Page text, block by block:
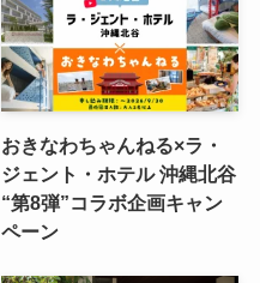
おきなわちゃんねる×ラ・
ジェント・ホテル 沖縄北谷
“第8弾”コラボ企画キャン
ペーン